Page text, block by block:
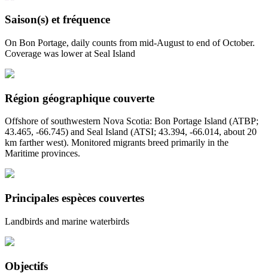
Saison(s) et fréquence
On Bon Portage, daily counts from mid-August to end of October.
Coverage was lower at Seal Island
Région géographique couverte
Offshore of southwestern Nova Scotia: Bon Portage Island (ATBP;
43.465, -66.745) and Seal Island (ATSI; 43.394, -66.014, about 20
km farther west). Monitored migrants breed primarily in the
Maritime provinces.
Principales espèces couvertes
Landbirds and marine waterbirds
Objectifs